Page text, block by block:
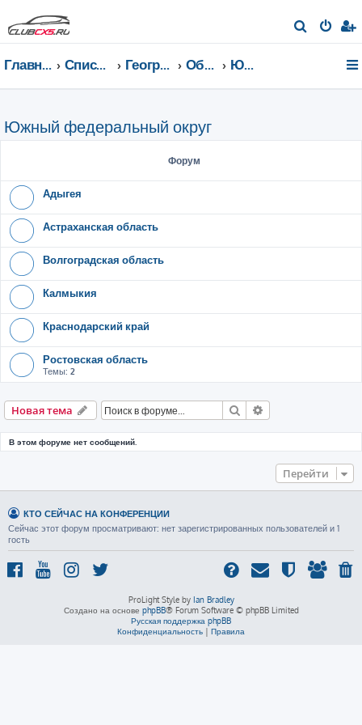
о
Главная страница Список форумов География Клуба CX-5 CLUB Общение по регионам Южный федеральный округ
Южный федеральный округ
Форум
Адыгея
Астраханская область
Волгоградская область
Калмыкия
Краснодарский край
Ростовская область
Темы: 2
Новая тема Поиск
В этом форуме нет сообщений.
Перейти
КТО СЕЙЧАС НА КОНФЕРЕНЦИИ
Сейчас этот форум просматривают: нет зарегистрированных пользователей и 1
гость
ProLight Style by Ian Bradley
Создано на основе phpBB® Forum Software © phpBB Limited
Русская поддержка phpBB
Конфиденциальность | Правила